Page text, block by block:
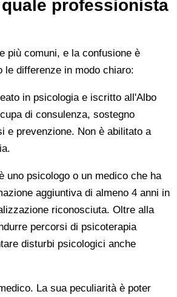
professionista
più comuni, e la confusione è
le differenze in modo chiaro:
in psicologia e iscritto all'Albo
di consulenza, sostegno
e prevenzione. Non è abilitato a
uno psicologo o un medico che ha
aggiuntiva di almeno 4 anni in
riconosciuta. Oltre alla
percorsi di psicoterapia
disturbi psicologici anche
La sua peculiarità è poter